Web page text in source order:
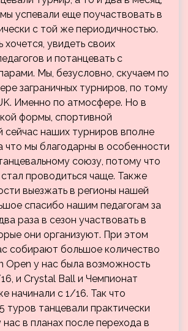
успевали еще поучаствовать в
с той же периодичностью.
хочется, увидеть своих
и потанцевать с
Мы, безусловно, скучаем по
заграничных турниров, по тому
Именно по атмосфере. Но в
формы, спортивной
наших турниров вполне
что мы благодарны в особенности
союзу, потому что
проводиться чаще. Также
выезжать в регионы нашей
спасибо нашим педагогам за
раза в сезон участвовать в
они организуют. При этом
собирают большое количество
Open у нас была возможность
и Crystal Ball и Чемпионат
начинали с 1/16. Так что
туров танцевали практически
в планах после перехода в